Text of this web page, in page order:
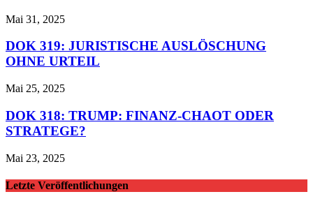
Mai 31, 2025
DOK 319: JURISTISCHE AUSLÖSCHUNG
OHNE URTEIL
Mai 25, 2025
DOK 318: TRUMP: FINANZ-CHAOT ODER
STRATEGE?
Mai 23, 2025
Letzte Veröffentlichungen